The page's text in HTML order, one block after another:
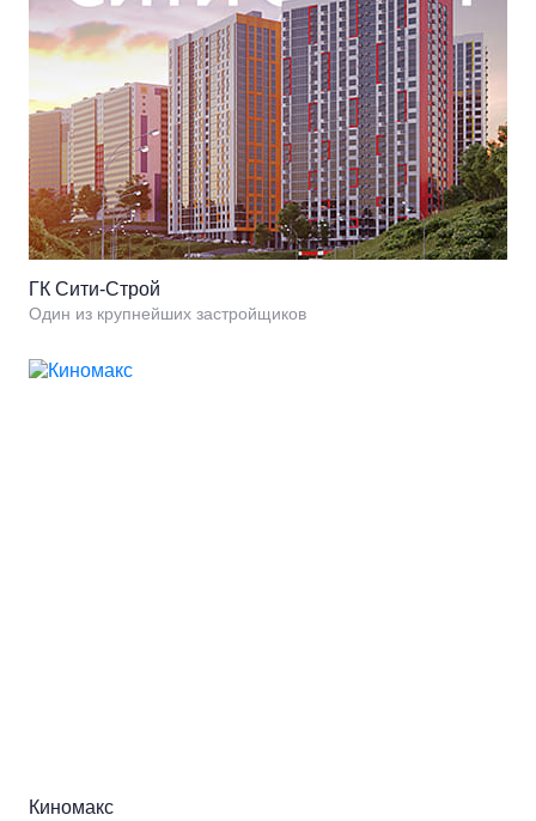
ГК Сити-Строй
Один из крупнейших застройщиков
Киномакс